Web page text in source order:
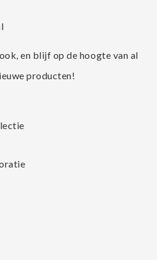
en blijf op de hoogte van al
producten!